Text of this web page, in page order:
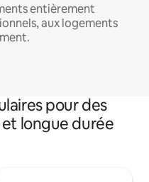
entièrement
aux logements
pour des
longue durée